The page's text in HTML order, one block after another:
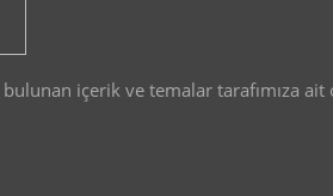
içerik ve temalar tarafımıza ait